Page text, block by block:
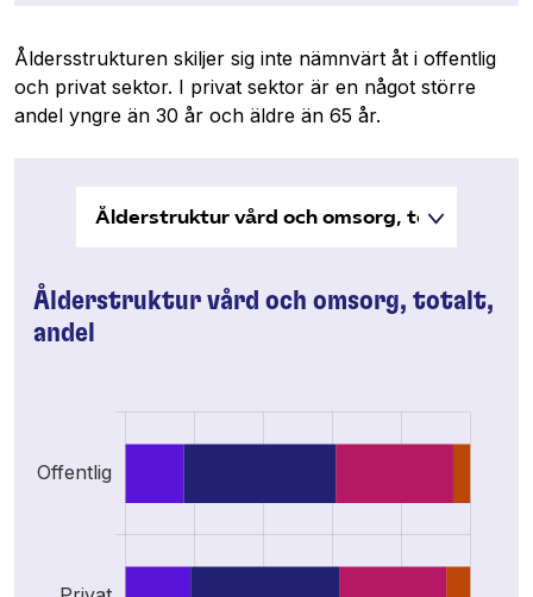
Åldersstrukturen skiljer sig inte nämnvärt åt i offentlig
och privat sektor. I privat sektor är en något större
andel yngre än 30 år och äldre än 65 år.
Ålderstruktur vård och omsorg, totalt,
andel